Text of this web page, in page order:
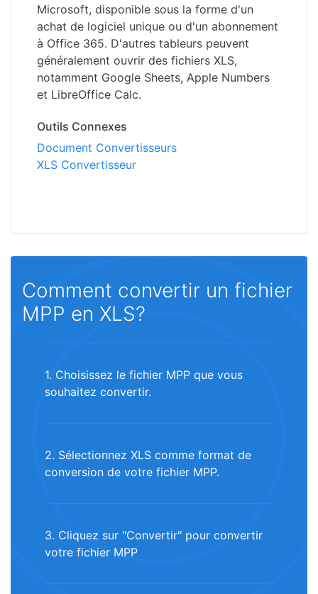
Microsoft, disponible sous la forme d'un
achat de logiciel unique ou d'un abonnement
à Office 365. D'autres tableurs peuvent
généralement ouvrir des fichiers XLS,
notamment Google Sheets, Apple Numbers
et LibreOffice Calc.
Outils Connexes
Document Convertisseurs
XLS Convertisseur
Comment convertir un fichier
MPP en XLS?
1. Choisissez le fichier MPP que vous
souhaitez convertir.
2. Sélectionnez XLS comme format de
conversion de votre fichier MPP.
3. Cliquez sur "Convertir" pour convertir
votre fichier MPP